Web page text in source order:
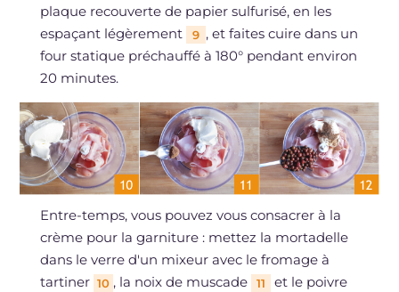
plaque recouverte de papier sulfurisé, en les
espaçant légèrement
9 , et faites cuire dans un
four statique préchauffé à 180° pendant environ
20 minutes.
Entre-temps, vous pouvez vous consacrer à la
crème pour la garniture : mettez la mortadelle
dans le verre d'un mixeur avec le fromage à
tartiner 10 , la noix de muscade 11
et le poivre